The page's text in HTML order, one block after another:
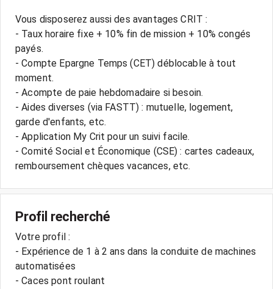
Vous disposerez aussi des avantages CRIT :
- Taux horaire fixe + 10% fin de mission + 10% congés
payés.
- Compte Epargne Temps (CET) déblocable à tout
moment.
- Acompte de paie hebdomadaire si besoin.
- Aides diverses (via FASTT) : mutuelle, logement,
garde d'enfants, etc.
- Application My Crit pour un suivi facile.
- Comité Social et Économique (CSE) : cartes cadeaux,
Profil recherché
Votre profil :
- Expérience de 1 à 2 ans dans la conduite de machines
automatisées
- Caces pont roulant